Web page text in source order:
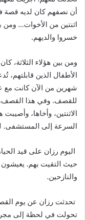
أن نصفهم كان لديه قصة
اثنتين من الأخوات… ومن
خسروا والديهم.
ومن بين هؤلاء الثلاثة،
الأطفال الذين
شهرين من الآن كانت مع
للقصف. وفي هذا القصف،
الاثنتين، وأخاها،
السرعة إلى المستشفى.
اليوم رزان على قيد
حيث التقيت بهم. يعيشون
والنازحين.
تحدثت رزان عن يوم
تحولت في لحظة إلى